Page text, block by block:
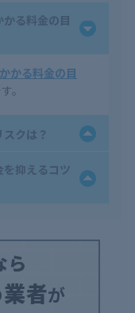
る料金の目
かる料金の目
。
クは？
を抑えるコツ
業者が